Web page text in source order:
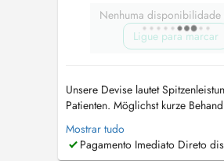
Nenhuma disponibilidade
Ligue para marcar
Unsere Devise lautet
Patienten. Möglichst kurze
geringster sozialer
freundlichen Atmosphäre, in der
Patienten im Mittelpunkt stehen.
Mostrar tudo
Pagamento Imediato Direto